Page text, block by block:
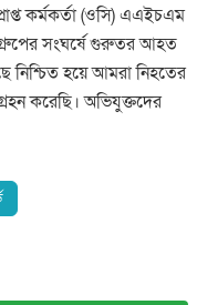
কর্মকর্তা (ওসি) এএইচএম
সংঘর্ষে গুরুতর আহত
নিশ্চিত হয়ে আমরা নিহতের
করেছি। অভিযুক্তদের